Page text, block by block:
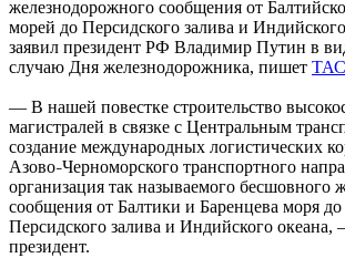
железнодорожного сообщения от
морей до Персидского залива и
заявил президент РФ Владимир Путин в
случаю Дня железнодорожника, пишет
— В нашей повестке строительство
магистралей в связке с Центральным
создание международных логистических
Азово–Черноморского транспортного
организация так называемого бесшовного
сообщения от Балтики и Баренцева моря
Персидского залива и Индийского
президент.